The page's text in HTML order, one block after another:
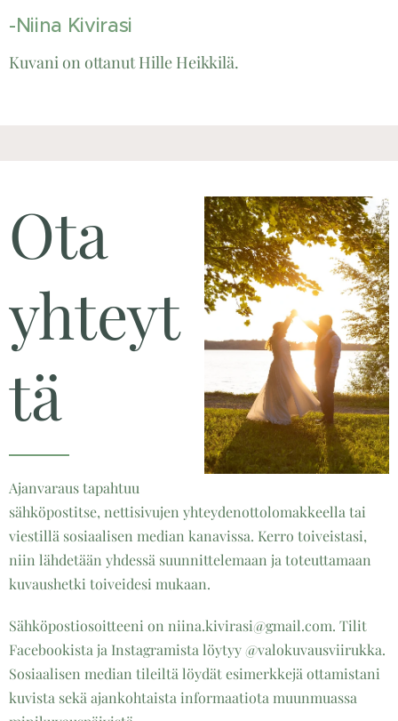
-Niina Kivirasi
Kuvani on ottanut Hille Heikkilä.
Ota
yhteyt
tä
Ajanvaraus tapahtuu
sähköpostitse, nettisivujen yhteydenottolomakkeella tai
viestillä sosiaalisen median kanavissa. Kerro toiveistasi,
niin lähdetään yhdessä suunnittelemaan ja toteuttamaan
kuvaushetki toiveidesi mukaan.
Sähköpostiosoitteeni on niina.kivirasi@gmail.com. Tilit
Facebookista ja Instagramista löytyy @valokuvausviirukka.
Sosiaalisen median tileiltä löydät esimerkkejä ottamistani
kuvista sekä ajankohtaista informaatiota muunmuassa